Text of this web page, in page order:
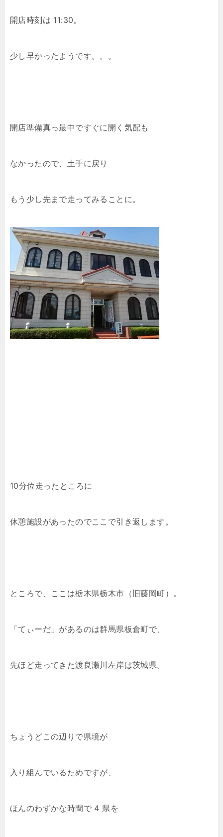
開店時刻は 11:30。
少し早かったようです。。。
開店準備真っ最中ですぐに開く気配も
なかったので、土手に戻り
もう少し先まで走ってみることに。
10分位走ったところに
休憩施設があったのでここで引き返します。
ところで、ここは栃木県栃木市（旧藤岡町）。
「てぃーだ」があるのは群馬県板倉町で、
先ほど走ってきた渡良瀬川左岸は茨城県。
ちょうどこの辺りで県境が
入り組んでいるためですが、
ほんのわずかな時間で 4 県を